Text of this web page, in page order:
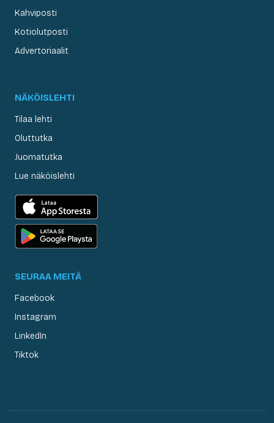
Kahviposti
Kotiolutposti
Advertoriaalit
NÄKÖISLEHTI
Tilaa lehti
Oluttutka
Juomatutka
Lue näköislehti
SEURAA MEITÄ
Facebook
Instagram
LinkedIn
Tiktok